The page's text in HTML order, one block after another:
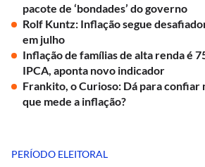
pacote de ‘bondades’ do governo
Rolf Kuntz: Inflação segue
em julho
Inflação de famílias de alta renda é
IPCA, aponta novo indicador
Frankito, o Curioso: Dá para confiar
que mede a inflação?
PERÍODO ELEITORAL